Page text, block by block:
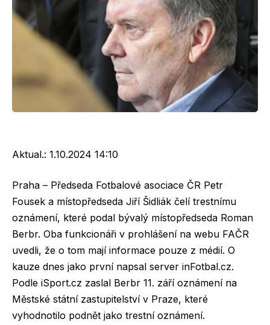
Aktual.: 1.10.2024 14:10
Praha – Předseda Fotbalové asociace ČR Petr
Fousek a místopředseda Jiří Šidliák čelí trestnímu
oznámení, které podal bývalý místopředseda Roman
Berbr. Oba funkcionáři v prohlášení na webu FAČR
uvedli, že o tom mají informace pouze z médií. O
kauze dnes jako první napsal server inFotbal.cz.
Podle iSport.cz zaslal Berbr 11. září oznámení na
Městské státní zastupitelství v Praze, které
vyhodnotilo podnět jako trestní oznámení.